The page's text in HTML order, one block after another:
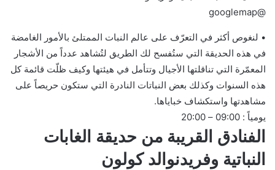
@googlemap
• لنغوص أكثر في التعرّف على عالم النبات الممتلئ بالأمور الغامضة
في هذه الحديقة التي ستُفسح لك الطريق لتُشاهد عدداً من الأشجار
المعمّرة التي تناقلتها الأجيال وتتأمل في هيئتها وكيف ظلّت قائمة كل
هذه السنوات وكذلك بعض النباتات النادرة التي ستكون حريصاً على
مشاهدتها واستكشاف خباياها.
يومياً : 09:00 – 20:00
الفنادق القريبة من حديقة الغابات
النباتية وفريدنوالد كولون